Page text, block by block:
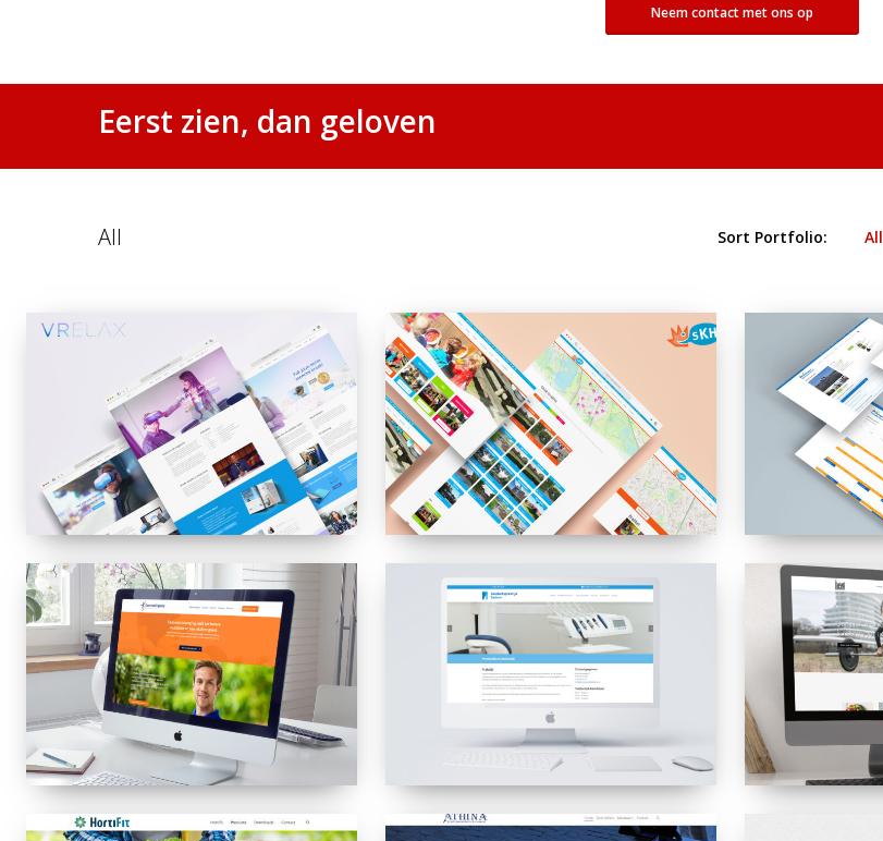
Neem contact met ons op
Eerst zien, dan geloven
All Sort Portfolio: All
VRelax
Kinderopvang
Haren
Pieterburen
Geeresteingroep
Fysiotherapie
&
Sport
Leefstijlfabriek
Hortifit
Athina